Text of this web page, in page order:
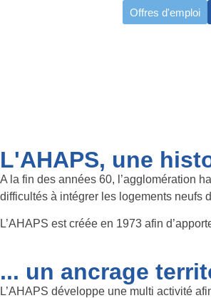
Offres d'emploi
L'AHAPS, une
A la fin des années 60, l’agglomération
difficultés à intégrer les logements
L’AHAPS est créée en 1973 afin
... un ancrage
L’AHAPS développe une multi activité